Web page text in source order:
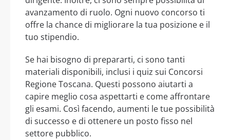
avanzamento di ruolo. Ogni nuovo concorso ti
offre la chance di migliorare la tua posizione e il
tuo stipendio.
Se hai bisogno di prepararti, ci sono tanti
materiali disponibili, inclusi i quiz sui Concorsi
Regione Toscana. Questi possono aiutarti a
capire meglio cosa aspettarti e come affrontare
gli esami. Così facendo, aumenti le tue possibilità
di successo e di ottenere un posto fisso nel
settore pubblico.